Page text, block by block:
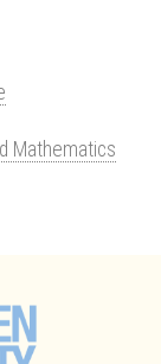
Mathematics